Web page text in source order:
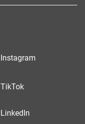
Instagram
TikTok
LinkedIn